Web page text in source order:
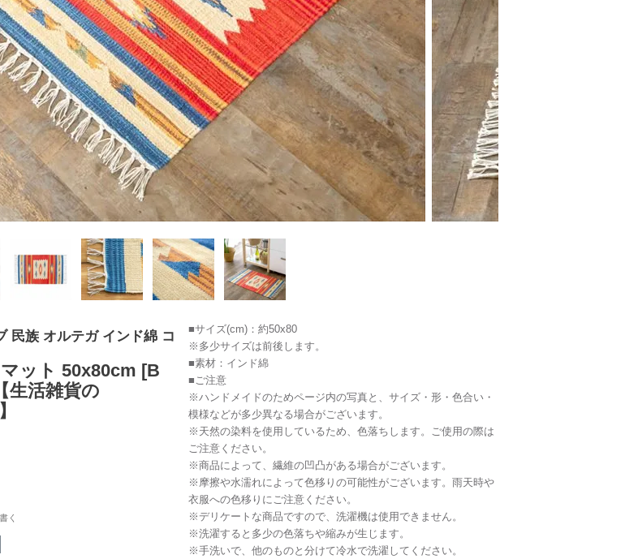
民族 オルテガ インド綿 コ
ット 50x80cm [B
生活雑貨の
く
■サイズ(cm)：約50x80
※多少サイズは前後します。
■素材：インド綿
■ご注意
※ハンドメイドのためページ内の写真と、サイズ・形・色合い・
模様などが多少異なる場合がございます。
※天然の染料を使用しているため、色落ちします。ご使用の際は
ご注意ください。
※商品によって、繊維の凹凸がある場合がございます。
※摩擦や水濡れによって色移りの可能性がございます。雨天時や
衣服への色移りにご注意ください。
※デリケートな商品ですので、洗濯機は使用できません。
※洗濯すると多少の色落ちや縮みが生じます。
※手洗いで、他のものと分けて冷水で洗濯してください。